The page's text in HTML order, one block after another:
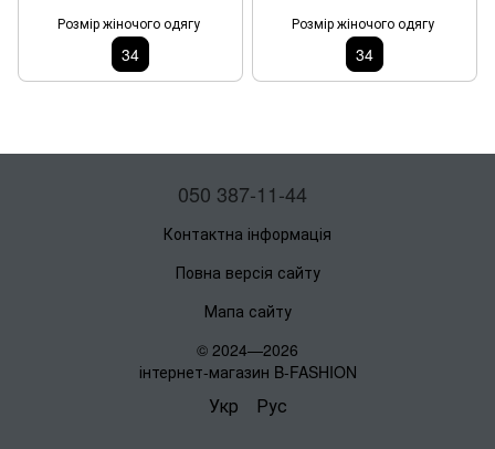
Розмір жіночого одягу
34
Розмір жіночого одягу
34
050 387-11-44
Контактна інформація
Повна версія сайту
Мапа сайту
© 2024—2026
інтернет-магазин B-FASHION
Укр Рус